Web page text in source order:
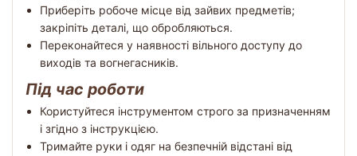
Приберіть робоче місце від зайвих предметів;
закріпіть деталі, що обробляються.
Переконайтеся у наявності вільного доступу до
виходів та вогнегасників.
Під час роботи
Користуйтеся інструментом строго за призначенням
і згідно з інструкцією.
Тримайте руки і одяг на безпечній відстані від